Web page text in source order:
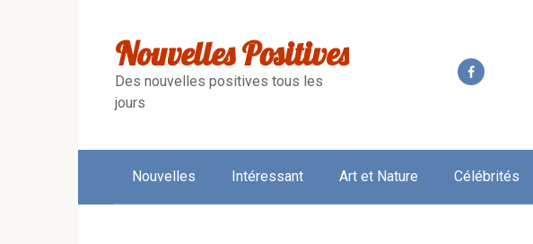
Nouvelles Positives
Des nouvelles positives tous les
jours
Nouvelles Intéressant Art et Nature Célébrités